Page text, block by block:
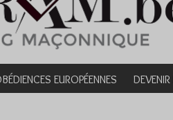
EUROPÉENNES